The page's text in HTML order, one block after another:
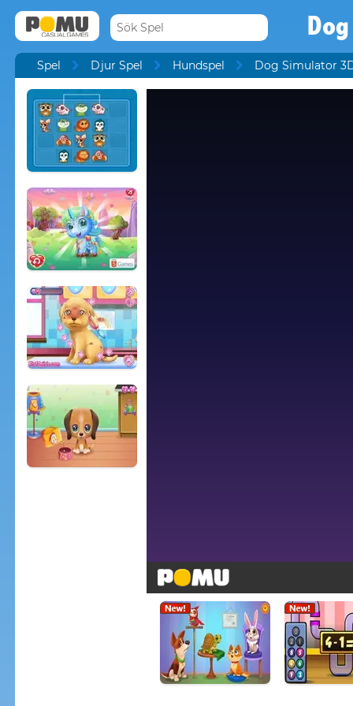
Spel Djur Spel Hundspel Dog Simulator